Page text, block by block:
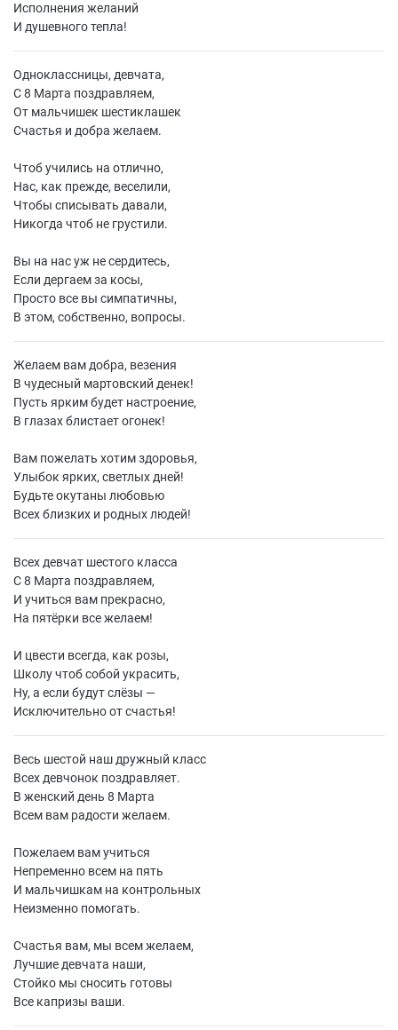
Исполнения желаний
И душевного тепла!
Одноклассницы, девчата,
С 8 Марта поздравляем,
От мальчишек шестиклашек
Счастья и добра желаем.
Чтоб учились на отлично,
Нас, как прежде, веселили,
Чтобы списывать давали,
Никогда чтоб не грустили.
Вы на нас уж не сердитесь,
Если дергаем за косы,
Просто все вы симпатичны,
В этом, собственно, вопросы.
Желаем вам добра, везения
В чудесный мартовский денек!
Пусть ярким будет настроение,
В глазах блистает огонек!
Вам пожелать хотим здоровья,
Улыбок ярких, светлых дней!
Будьте окутаны любовью
Всех близких и родных людей!
Всех девчат шестого класса
С 8 Марта поздравляем,
И учиться вам прекрасно,
На пятёрки все желаем!
И цвести всегда, как розы,
Школу чтоб собой украсить,
Ну, а если будут слёзы —
Исключительно от счастья!
Весь шестой наш дружный класс
Всех девчонок поздравляет.
В женский день 8 Марта
Всем вам радости желаем.
Пожелаем вам учиться
Непременно всем на пять
И мальчишкам на контрольных
Неизменно помогать.
Счастья вам, мы всем желаем,
Лучшие девчата наши,
Стойко мы сносить готовы
Все капризы ваши.